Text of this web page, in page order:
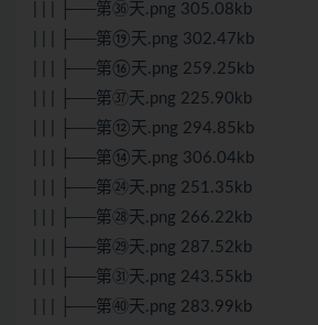
| | | ├──第㊱天.png 305.08kb
| | | ├──第⑲天.png 302.47kb
| | | ├──第⑯天.png 259.25kb
| | | ├──第㊲天.png 225.90kb
| | | ├──第⑫天.png 294.85kb
| | | ├──第⑭天.png 306.04kb
| | | ├──第㉔天.png 251.35kb
| | | ├──第㉘天.png 266.22kb
| | | ├──第㉙天.png 287.52kb
| | | ├──第㉛天.png 243.55kb
| | | ├──第㊵天.png 283.99kb